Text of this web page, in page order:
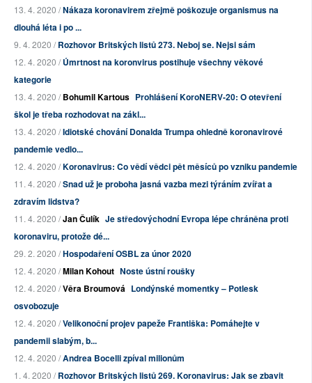
13. 4. 2020 /Nákaza koronavirem zřejmě poškozuje organismus na
dlouhá léta i po ...
9. 4. 2020 /Rozhovor Britských listů 273. Neboj se. Nejsi sám
12. 4. 2020 /Úmrtnost na koronvirus postihuje všechny věkové
kategorie
13. 4. 2020 /Bohumil Kartous Prohlášení KoroNERV-20: O otevření
škol je třeba rozhodovat na zákl...
13. 4. 2020 /Idiotské chování Donalda Trumpa ohledně koronavirové
pandemie vedlo...
12. 4. 2020 /Koronavirus: Co vědí vědci pět měsíců po vzniku pandemie
11. 4. 2020 /Snad už je proboha jasná vazba mezi týráním zvířat a
zdravím lidstva?
11. 4. 2020 /Jan Čulík Je středovýchodní Evropa lépe chráněna proti
koronaviru, protože dé...
29. 2. 2020 /Hospodaření OSBL za únor 2020
12. 4. 2020 /Milan Kohout Noste ústní roušky
12. 4. 2020 /Věra Broumová Londýnské momentky – Potlesk
osvobozuje
12. 4. 2020 /Velikonoční projev papeže Františka: Pomáhejte v
pandemii slabým, b...
12. 4. 2020 /Andrea Bocelli zpíval milionům
1. 4. 2020 /Rozhovor Britských listů 269. Koronavirus: Jak se zbavit